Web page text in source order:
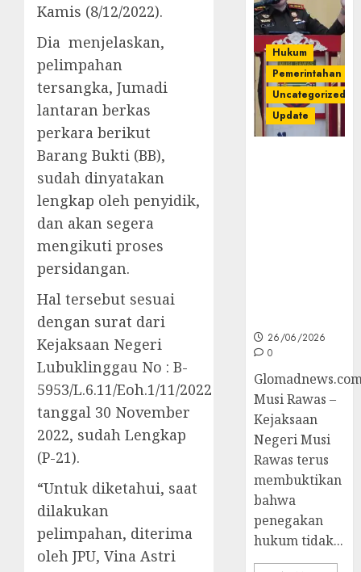
Kamis (8/12/2022).
Dia menjelaskan,
pelimpahan
tersangka, Jumadi
lantaran berkas
perkara berikut
Barang Bukti (BB),
sudah dinyatakan
lengkap oleh penyidik,
dan akan segera
mengikuti proses
persidangan.
Hal tersebut sesuai
dengan surat dari
Kejaksaan Negeri
Lubuklinggau No : B-
5953/L.6.11/Eoh.1/11/2022
tanggal 30 November
2022, sudah Lengkap
(P-21).
“Untuk diketahui, saat
dilakukan
pelimpahan, diterima
oleh JPU, Vina Astri
Hukum
Pemerintahan
Uncategorized
Update
26/06/2026
0
Musi Rawas –
Kejaksaan
Negeri Musi
Rawas terus
membuktikan
bahwa
penegakan
hukum tidak...